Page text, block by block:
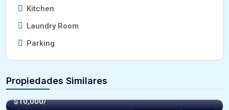
Kitchen
Laundry Room
Parking
Propiedades Similares
$10,000/